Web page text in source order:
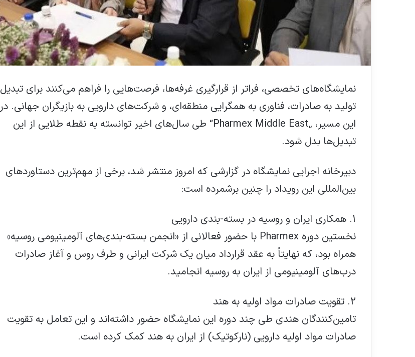
نمایشگاه‌های تخصصی، فراتر از قرارگیری غرفه‌ها، فرصت‌هایی را فراهم می‌کنند برای تبدیل
تولید به صادرات، فناوری به همگرایی منطقه‌ای، و شرکت‌های دارویی به بازیگران جهانی. در
این مسیر، „Pharmex Middle East“ طی سال‌های اخیر توانسته به نقطه طلایی از این
تبدیل‌ها بدل شود.
دبیرخانه اجرایی نمایشگاه در گزارشی که امروز منتشر شد، برخی از مهم‌ترین دستاوردهای
بین‌المللی این رویداد را چنین برشمرده است:
1. همکاری ایران و روسیه در بسته-بندی دارویی
نخستین دوره Pharmex با حضور فعالانی از «انجمن بسته-بندی‌های آلومینیومی روسیه»
همراه بود، که نهایتاً به عقد قرارداد میان یک شرکت ایرانی و طرف روس و آغاز صادرات
درب‌های آلومینیومی از ایران به روسیه انجامید.
2. تقویت صادرات مواد اولیه به هند
تامین‌کنندگان هندی طی چند دوره این نمایشگاه حضور داشته‌اند و این تعامل به تقویت
صادرات مواد اولیه دارویی (نارکوتیک) از ایران به هند کمک کرده است.